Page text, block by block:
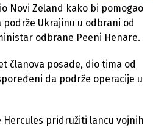
Novi Zeland kako bi pomogao
Ukrajinu u odbrani od
odbrane Peeni Henare.
članova posade, dio tima od
da podrže operacije u
Hercules pridružiti lancu vojnih